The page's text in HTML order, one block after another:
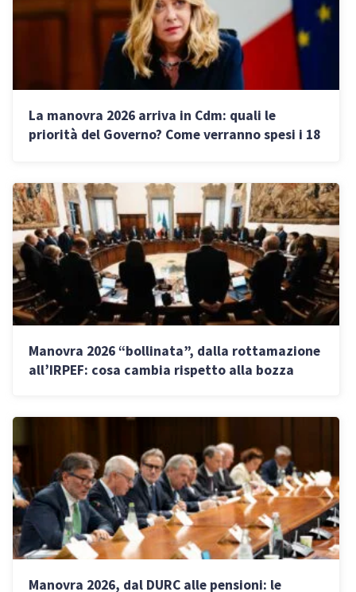
La manovra 2026 arriva in Cdm: quali le
priorità del Governo? Come verranno spesi i 18
Manovra 2026 “bollinata”, dalla rottamazione
all’IRPEF: cosa cambia rispetto alla bozza
Manovra 2026, dal DURC alle pensioni: le